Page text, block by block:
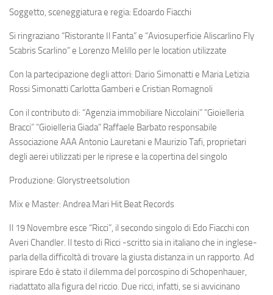
Soggetto, sceneggiatura e regia: Edoardo Fiacchi
Si ringraziano “Ristorante Il Fanta” e “Aviosuperficie Aliscarlino Fly
Scabris Scarlino” e Lorenzo Melillo per le location utilizzate
Con la partecipazione degli attori: Dario Simonatti e Maria Letizia
Rossi Simonatti Carlotta Gamberi e Cristian Romagnoli
Con il contributo di: “Agenzia immobiliare Niccolaini” “Gioielleria
Bracci” “Gioielleria Giada” Raffaele Barbato responsabile
Associazione AAA Antonio Lauretani e Maurizio Tafi, proprietari
degli aerei utilizzati per le riprese e la copertina del singolo
Produzione: Glorystreetsolution
Mix e Master: Andrea Mari Hit Beat Records
Il 19 Novembre esce “Ricci”, il secondo singolo di Edo Fiacchi con
Averi Chandler. Il testo di Ricci -scritto sia in italiano che in inglese-
parla della difficoltà di trovare la giusta distanza in un rapporto. Ad
ispirare Edo è stato il dilemma del porcospino di Schopenhauer,
riadattato alla figura del riccio. Due ricci, infatti, se si avvicinano